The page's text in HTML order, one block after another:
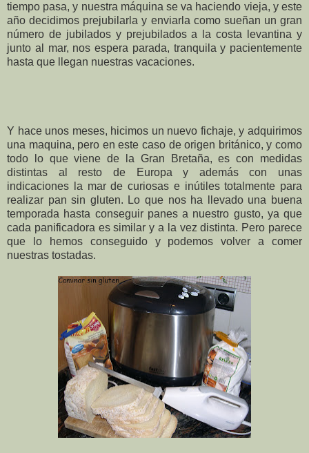
tiempo pasa, y nuestra máquina se va haciendo vieja, y este
año decidimos prejubilarla y enviarla como sueñan un gran
número de jubilados y prejubilados a la costa levantina y
junto al mar, nos espera parada, tranquila y pacientemente
hasta que llegan nuestras vacaciones.
Y hace unos meses, hicimos un nuevo fichaje, y adquirimos
una maquina, pero en este caso de origen británico, y como
todo lo que viene de la Gran Bretaña, es con medidas
distintas al resto de Europa y además con unas
indicaciones la mar de curiosas e inútiles totalmente para
realizar pan sin gluten. Lo que nos ha llevado una buena
temporada hasta conseguir panes a nuestro gusto, ya que
cada panificadora es similar y a la vez distinta. Pero parece
que lo hemos conseguido y podemos volver a comer
nuestras tostadas.